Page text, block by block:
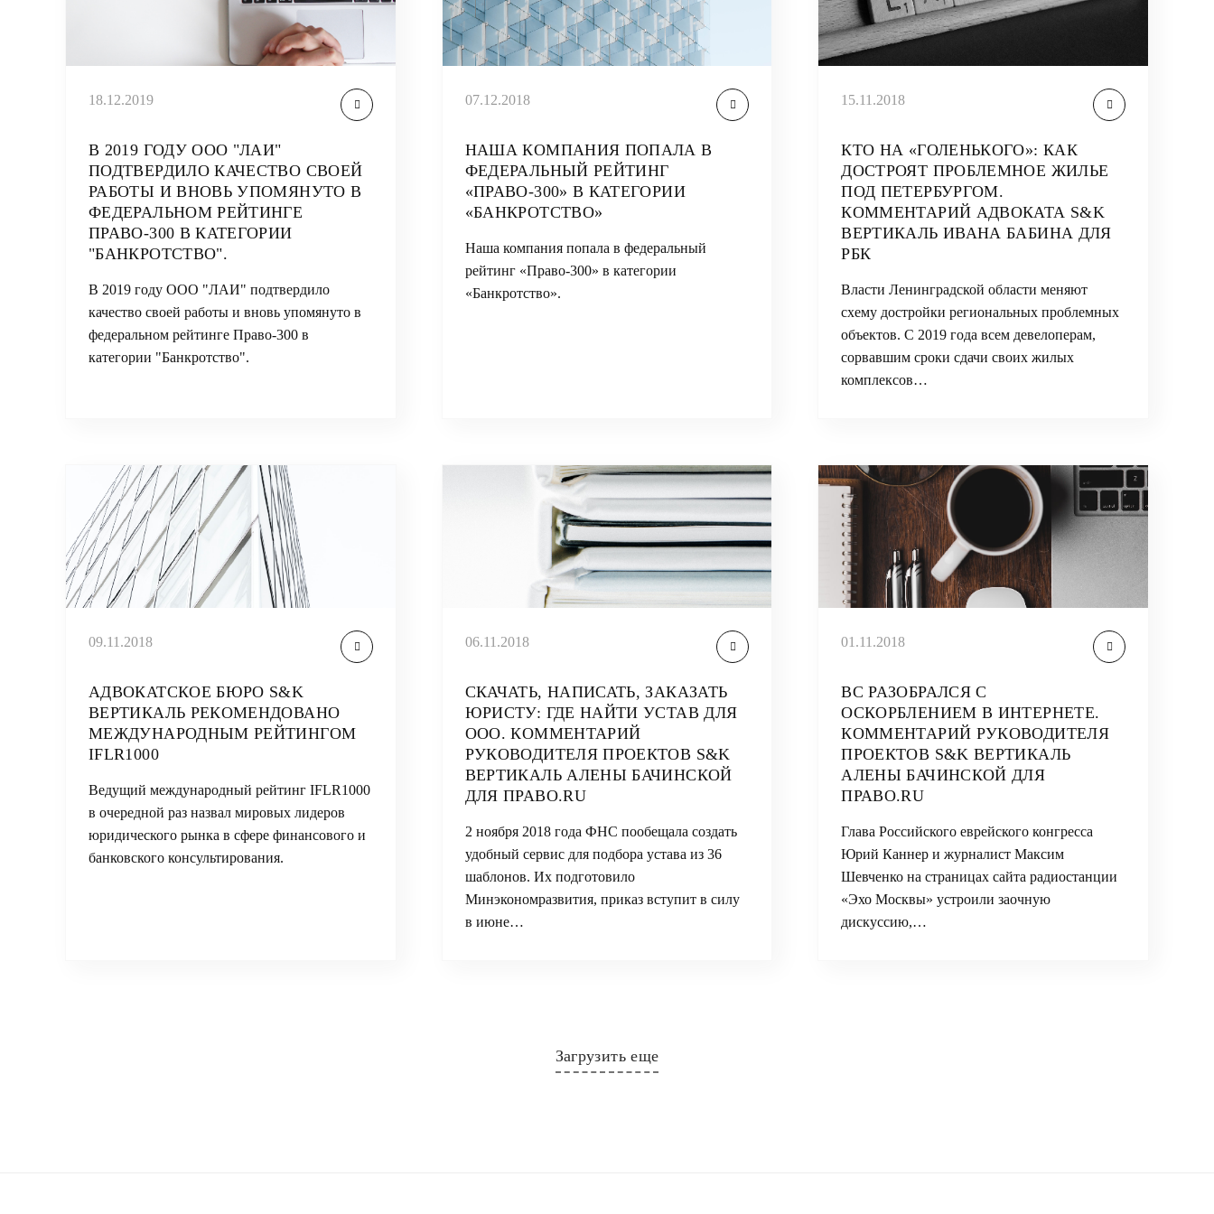
18.12.2019
В 2019 ГОДУ ООО "ЛАИ"
ПОДТВЕРДИЛО КАЧЕСТВО СВОЕЙ
РАБОТЫ И ВНОВЬ УПОМЯНУТО В
ФЕДЕРАЛЬНОМ РЕЙТИНГЕ
ПРАВО-300 В КАТЕГОРИИ
"БАНКРОТСТВО".
В 2019 году ООО "ЛАИ" подтвердило
качество своей работы и вновь упомянуто в
федеральном рейтинге Право-300 в
категории "Банкротство".
07.12.2018
НАША КОМПАНИЯ ПОПАЛА В
ФЕДЕРАЛЬНЫЙ РЕЙТИНГ
«ПРАВО-300» В КАТЕГОРИИ
«БАНКРОТСТВО»
Наша компания попала в федеральный
рейтинг «Право-300» в категории
«Банкротство».
15.11.2018
КТО НА «ГОЛЕНЬКОГО»: КАК
ДОСТРОЯТ ПРОБЛЕМНОЕ ЖИЛЬЕ
ПОД ПЕТЕРБУРГОМ.
КОММЕНТАРИЙ АДВОКАТА S&K
ВЕРТИКАЛЬ ИВАНА БАБИНА ДЛЯ
РБК
Власти Ленинградской области меняют
схему достройки региональных проблемных
объектов. С 2019 года всем девелоперам,
сорвавшим сроки сдачи своих жилых
комплексов…
09.11.2018
АДВОКАТСКОЕ БЮРО S&K
ВЕРТИКАЛЬ РЕКОМЕНДОВАНО
МЕЖДУНАРОДНЫМ РЕЙТИНГОМ
IFLR1000
Ведущий международный рейтинг IFLR1000
в очередной раз назвал мировых лидеров
юридического рынка в сфере финансового и
банковского консультирования.
06.11.2018
СКАЧАТЬ, НАПИСАТЬ, ЗАКАЗАТЬ
ЮРИСТУ: ГДЕ НАЙТИ УСТАВ ДЛЯ
ООО. КОММЕНТАРИЙ
РУКОВОДИТЕЛЯ ПРОЕКТОВ S&K
ВЕРТИКАЛЬ АЛЕНЫ БАЧИНСКОЙ
ДЛЯ ПРАВО.RU
2 ноября 2018 года ФНС пообещала создать
удобный сервис для подбора устава из 36
шаблонов. Их подготовило
Минэкономразвития, приказ вступит в силу
в июне…
01.11.2018
ВС РАЗОБРАЛСЯ С
ОСКОРБЛЕНИЕМ В ИНТЕРНЕТЕ.
КОММЕНТАРИЙ РУКОВОДИТЕЛЯ
ПРОЕКТОВ S&K ВЕРТИКАЛЬ
АЛЕНЫ БАЧИНСКОЙ ДЛЯ
ПРАВО.RU
Глава Российского еврейского конгресса
Юрий Каннер и журналист Максим
Шевченко на страницах сайта радиостанции
«Эхо Москвы» устроили заочную
дискуссию,…
Загрузить еще